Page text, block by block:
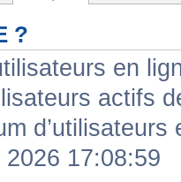
?
en
actifs
17:08:59